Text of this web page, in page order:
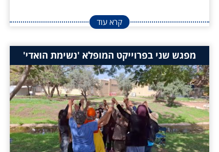
קרא עוד
מפגש שני בפרוייקט המופלא 'נשימת הואדי'